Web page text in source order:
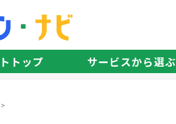
トップ サービスから選ぶ
>